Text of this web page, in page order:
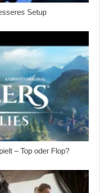
Setup
– Top oder Flop?